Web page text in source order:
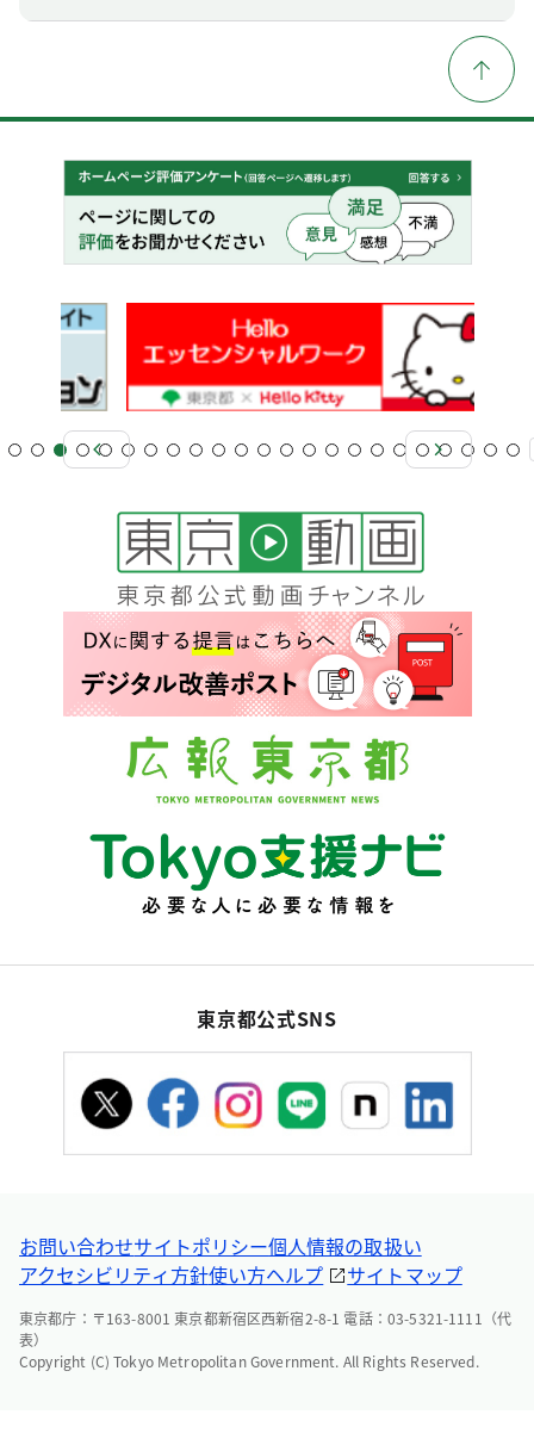
東京都公式SNS
お問い合わせサイトポリシー個人情報の取扱い
アクセシビリティ方針使い方ヘルプ サイトマップ
東京都庁：〒163-8001 東京都新宿区西新宿2-8-1 電話：03-5321-1111（代
表）
Copyright (C) Tokyo Metropolitan Government. All Rights Reserved.